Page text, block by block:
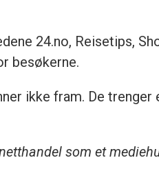
24.no, Reisetips,
besøkerne.
ikke fram. De
som et